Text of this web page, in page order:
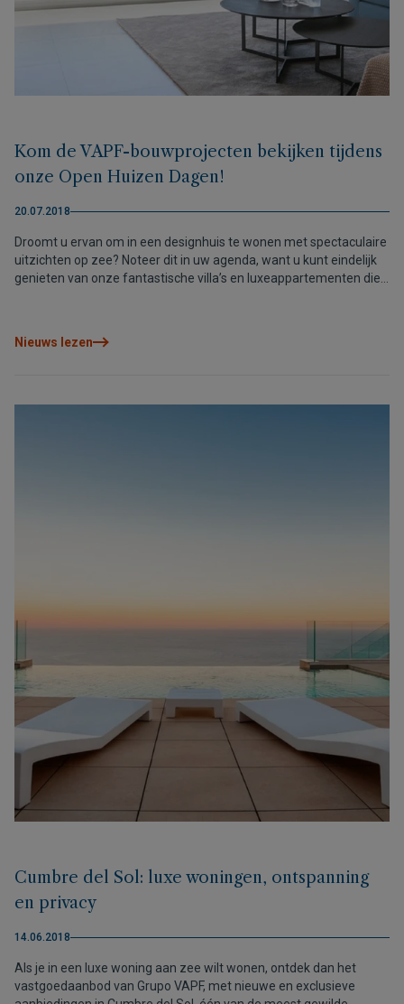
Kom de VAPF-bouwprojecten bekijken tijdens
onze Open Huizen Dagen!
20.07.2018
Droomt u ervan om in een designhuis te wonen met spectaculaire
uitzichten op zee? Noteer dit in uw agenda, want u kunt eindelijk
genieten van onze fantastische villa’s en luxeappartementen die
Nieuws lezen
Cumbre del Sol: luxe woningen, ontspanning
en privacy
14.06.2018
Als je in een luxe woning aan zee wilt wonen, ontdek dan het
vastgoedaanbod van Grupo VAPF, met nieuwe en exclusieve